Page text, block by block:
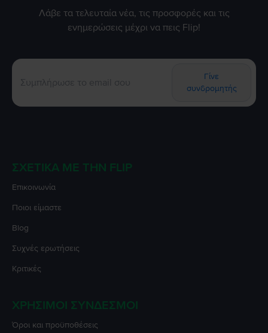
Λάβε τα τελευταία νέα, τις προσφορές και τις
ενημερώσεις μέχρι να πεις Flip!
Γίνε
συνδρομητής
ΣΧΕΤΙΚΆ ΜΕ ΤΗΝ FLIP
Επικοινωνία
Ποιοι είμαστε
Blog
Συχνές ερωτήσεις
Κριτικές
ΧΡΉΣΙΜΟΙ ΣΎΝΔΕΣΜΟΙ
Όροι και προϋποθέσεις